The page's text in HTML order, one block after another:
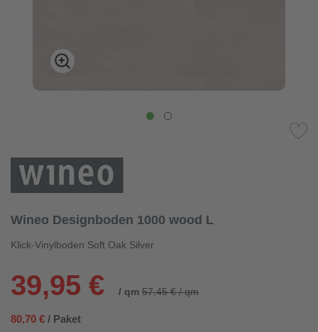
Wineo Designboden 1000 wood L
Klick-Vinylboden Soft Oak Silver
39,95 € / qm 57,45 € / qm
80,70 € / Paket